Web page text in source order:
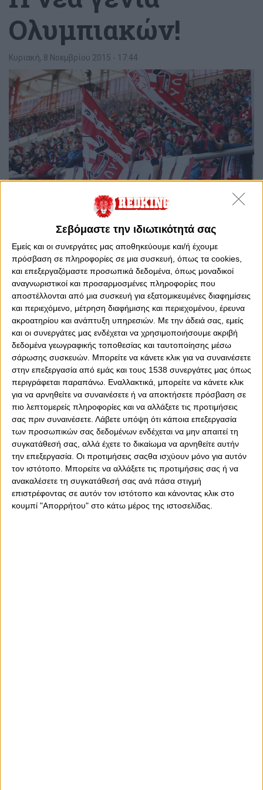
Σεβόμαστε την ιδιωτικότητά σας
Εμείς και οι συνεργάτες μας αποθηκεύουμε και/ή έχουμε
πρόσβαση σε πληροφορίες σε μια συσκευή, όπως τα cookies,
και επεξεργαζόμαστε προσωπικά δεδομένα, όπως μοναδικοί
αναγνωριστικοί και προσαρμοσμένες πληροφορίες που
αποστέλλονται από μια συσκευή για εξατομικευμένες διαφημίσεις
και περιεχόμενο, μέτρηση διαφήμισης και περιεχομένου, έρευνα
ακροατηρίου και ανάπτυξη υπηρεσιών. Με την άδειά σας, εμείς
και οι συνεργάτες μας ενδέχεται να χρησιμοποιήσουμε ακριβή
δεδομένα γεωγραφικής τοποθεσίας και ταυτοποίησης μέσω
σάρωσης συσκευών. Μπορείτε να κάνετε κλικ για να συναινέσετε
στην επεξεργασία από εμάς και τους 1538 συνεργάτες μας όπως
περιγράφεται παραπάνω. Εναλλακτικά, μπορείτε να κάνετε κλικ
για να αρνηθείτε να συναινέσετε ή να αποκτήσετε πρόσβαση σε
πιο λεπτομερείς πληροφορίες και να αλλάξετε τις προτιμήσεις
σας πριν συναινέσετε. Λάβετε υπόψη ότι κάποια επεξεργασία
των προσωπικών σας δεδομένων ενδέχεται να μην απαιτεί τη
συγκατάθεσή σας, αλλά έχετε το δικαίωμα να αρνηθείτε αυτήν
την επεξεργασία. Οι προτιμήσεις σαςθα ισχύουν μόνο για αυτόν
τον ιστότοπο. Μπορείτε να αλλάξετε τις προτιμήσεις σας ή να
ανακαλέσετε τη συγκατάθεσή σας ανά πάσα στιγμή
επιστρέφοντας σε αυτόν τον ιστότοπο και κάνοντας κλικ στο
κουμπί "Απορρήτου" στο κάτω μέρος της ιστοσελίδας.
Ολυμπιακών!
Κυριακή, 8 Νοεμβρίου 2015 - 17:44
0
Το ματς με τον Ηρακλή ξεκίνησε στις 15:00 της
Κυριακής. Ο κόσμος του Θρύλου, πάντως, ανταποκρίθηκε
στο κάλεσμα και περισσότεροι από 20.000 ήταν στις
εξέδρες. Κι αυτό που έχει μεγάλη σημασία είναι ότι το
παρών έδωσαν πάρα πολλά παιδιά…
Η ευκαιρία που έδωσαν οι "ερυθρόλευκοι" να φέρουν οι
γονείς τα παιδιά τους στο γήπεδο, με μόνο 1 € για τα
εισιτήρια των παιδιών, είχε αντίκρισμα και έτυχε της
κατάλληλης ανταπόκρισης από τον κόσμο. Κι αυτό είναι
μεγάλο κέρδος.
Δεν είναι μονάχα η αγωνιστική κυριαρχία του Θρύλου
εντός αγωνιστικών χώρων, γεγονός αδιαμφισβήτητο.
Είναι πως δημιουργείται η νέα γενιά Ολυμπιακών,
παιδιών που έχουν γαλουχηθεί με τα σωστά ιδανικά και
μεγαλώνουν, βλέποντας τον Θρύλο να μεγαλώνει
καθημερινά όλο και περισσότερο.
Αυτό που μετρά εξίσου είναι ότι τα παιδιά στις εξέδρες
είχαν μεγάλη διάθεση και το απόλαυσαν. Με σημαίες,